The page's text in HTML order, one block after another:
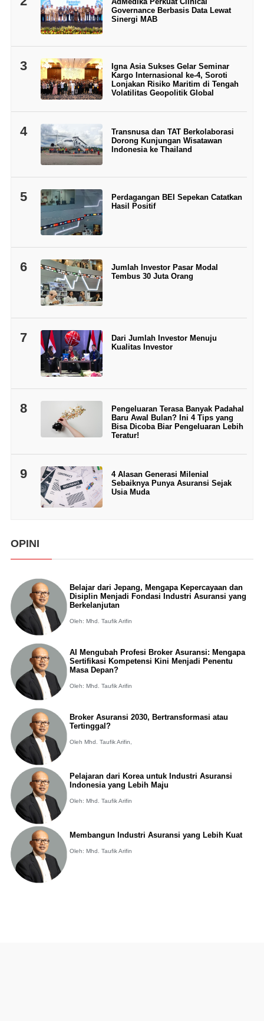
Governance Berbasis Data Lewat
Sinergi MAB
3
Igna Asia Sukses Gelar Seminar
Kargo Internasional ke-4, Soroti
Lonjakan Risiko Maritim di Tengah
Volatilitas Geopolitik Global
4
Transnusa dan TAT Berkolaborasi
Dorong Kunjungan Wisatawan
Indonesia ke Thailand
5
Perdagangan BEI Sepekan Catatkan
Hasil Positif
6
Jumlah Investor Pasar Modal
Tembus 30 Juta Orang
7
Dari Jumlah Investor Menuju
Kualitas Investor
8
Pengeluaran Terasa Banyak Padahal
Baru Awal Bulan? Ini 4 Tips yang
Bisa Dicoba Biar Pengeluaran Lebih
Teratur!
9
4 Alasan Generasi Milenial
Sebaiknya Punya Asuransi Sejak
Usia Muda
OPINI
Belajar dari Jepang, Mengapa Kepercayaan dan
Disiplin Menjadi Fondasi Industri Asuransi yang
Berkelanjutan
Oleh: Mhd. Taufik Arifin
AI Mengubah Profesi Broker Asuransi: Mengapa
Sertifikasi Kompetensi Kini Menjadi Penentu
Masa Depan?
Oleh: Mhd. Taufik Arifin
Broker Asuransi 2030, Bertransformasi atau
Tertinggal?
Oleh Mhd. Taufik Arifin,
Pelajaran dari Korea untuk Industri Asuransi
Indonesia yang Lebih Maju
Oleh: Mhd. Taufik Arifin
Membangun Industri Asuransi yang Lebih Kuat
Oleh: Mhd. Taufik Arifin